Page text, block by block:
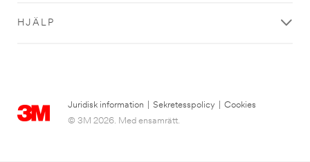
HJÄLP
Juridisk information Sekretesspolicy
Cookies
© 3M 2026. Med ensamrätt.